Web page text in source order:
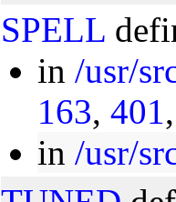
SPELL
in /usr/
163, 401
in /usr/